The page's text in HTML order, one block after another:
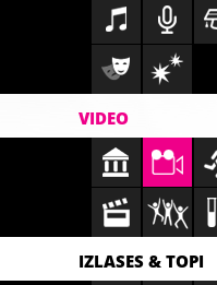
VIDEO
IZLASES & TOPI